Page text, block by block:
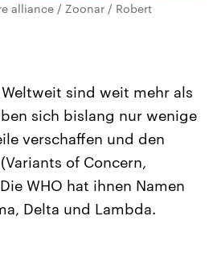
alliance / Zoonar / Robert
sind weit mehr als
sich bislang nur wenige
verschaffen und den
of Concern,
WHO hat ihnen Namen
Delta und Lambda.